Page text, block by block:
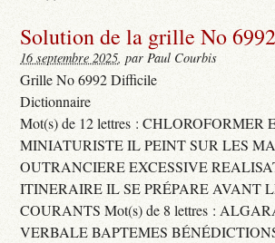
Solution de la grille No 6992
16 septembre 2025, par Paul Courbis
Grille No 6992 Difficile
Dictionnaire
Mot(s) de 12 lettres :
MINIATURISTE IL PEINT SUR LES
OUTRANCIERE EXCESSIVE
ITINERAIRE IL SE PRÉPARE AVANT
COURANTS Mot(s) de 8 lettres :
VERBALE BAPTEMES